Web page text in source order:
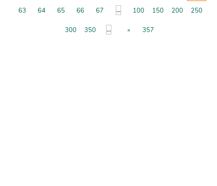
63 64 65 66 67 ... 100 150 200 250
300 350 ... » 357